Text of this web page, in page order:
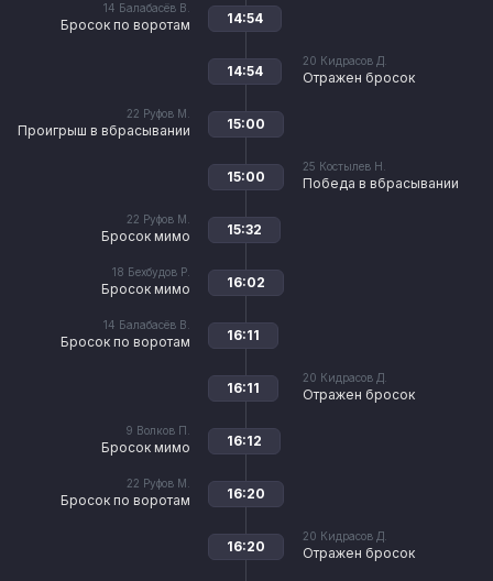
14 Балабасёв В.
Бросок по воротам 14:54
20 Кидрасов Д.
Отражен бросок
14:54
22 Руфов М.
Проигрыш в вбрасывании 15:00
25 Костылев Н.
Победа в вбрасывании
15:00
22 Руфов М.
Бросок мимо 15:32
18 Бехбудов Р.
Бросок мимо 16:02
14 Балабасёв В.
Бросок по воротам 16:11
20 Кидрасов Д.
Отражен бросок
16:11
9 Волков П.
Бросок мимо 16:12
22 Руфов М.
Бросок по воротам 16:20
20 Кидрасов Д.
Отражен бросок
16:20